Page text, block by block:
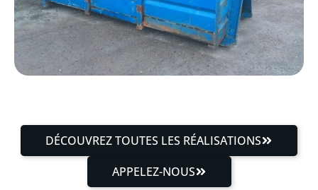
DÉCOUVREZ TOUTES LES RÉALISATIONS
APPELEZ-NOUS